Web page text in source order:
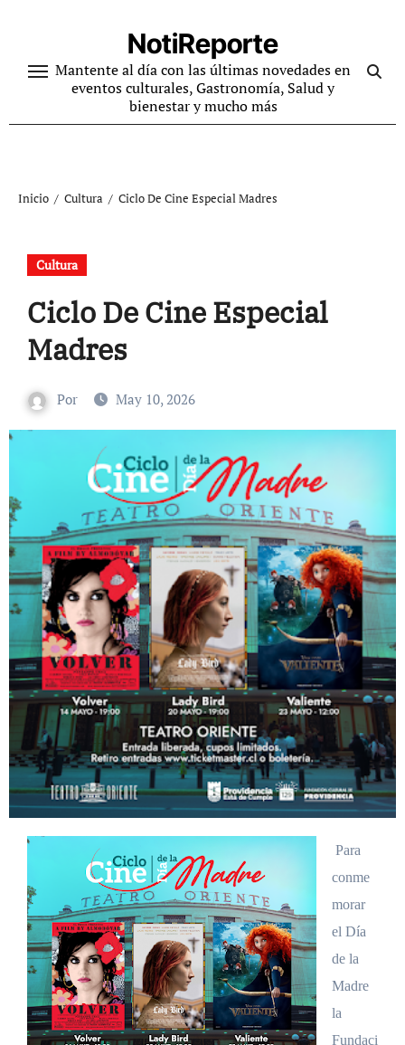
contenido
NotiReporte
Mantente al día con las últimas novedades en
eventos culturales, Gastronomía, Salud y
bienestar y mucho más
Inicio Cultura Ciclo De Cine Especial Madres
Cultura
Ciclo De Cine Especial
Madres
Por May 10, 2026
Para
conme
morar
el Día
de la
Madre
la
Fundaci